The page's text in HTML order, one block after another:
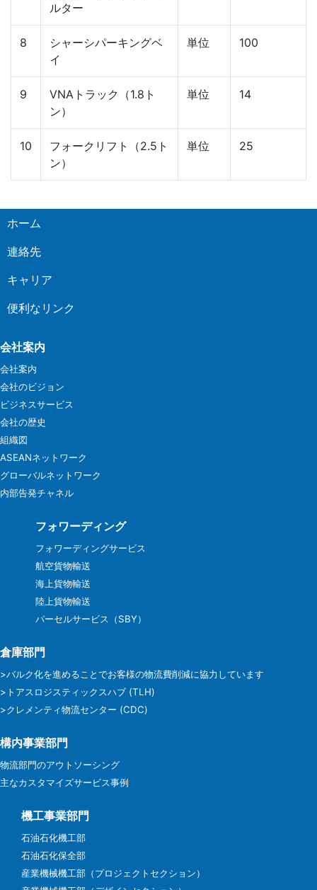
ルター
8
シャーシパーキングベ
イ
単位 100
9
VNAトラック（1.8ト
ン）
単位 14
10
フォークリフト（2.5ト
ン）
単位 25
ホーム
連絡先
キャリア
便利なリンク
会社案内
会社案内
会社のビジョン
ビジネスサービス
会社の歴史
組織図
ASEANネットワーク
グローバルネットワーク
内部告発チャネル
フォワーディング
フォワーディングサービス
航空貨物輸送
海上貨物輸送
陸上貨物輸送
パーセルサービス（SBY）
倉庫部門
>バルク化を進めることでお客様の物流費削減に協力しています
>トアスロジスティックスハブ (TLH)
>クレメンティ物流センター (CDC)
構内事業部門
物流部門のアウトソーシング
主なカスタマイズサービス事例
機工事業部門
石油石化機工部
石油石化保全部
産業機械機工部（プロジェクトセクション）